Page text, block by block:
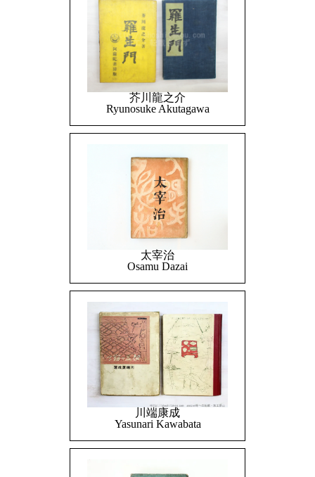
芥川龍之介
Ryunosuke Akutagawa
太宰治
Osamu Dazai
川端康成
Yasunari Kawabata